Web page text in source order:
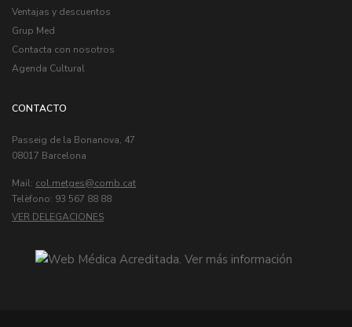
Ventajas y descuentos
Grup Med
Contacta con nosotros
Agenda Cultural
CONTACTO
Passeig de la Bonanova, 47
08017 Barcelona
Mail: col.metges
Telèfono: 93 567 88 88
VER DELEGACIONES